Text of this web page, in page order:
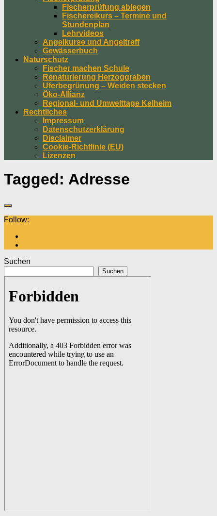
Fischerprüfung ablegen
Fischereikurs – Termine und
Stundenplan
Lehrvideos
Angelkurse und Angeltreff
Gewässerbuch
Naturschutz
Fischer machen Schule
Renaturierung Herzoggraben
Uferbegrünung – Weiden stecken
Öko-Allianz
Regional- und Umwelttage Kelheim
Rechtliches
Impressum
Datenschutzerklärung
Disclaimer
Cookie-Richtlinie (EU)
Lizenzen
Tagged: Adresse
Follow:
Suchen
Suchen